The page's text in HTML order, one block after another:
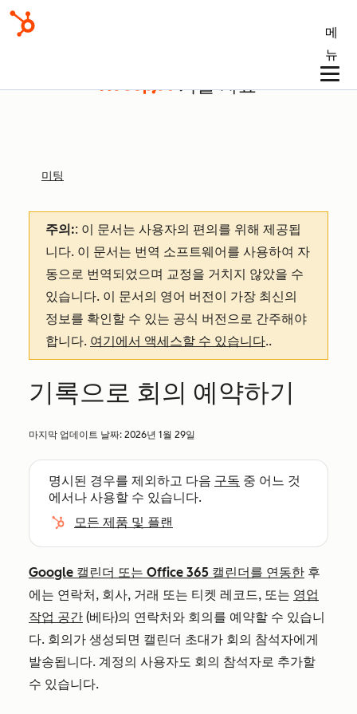
메
뉴
기술 자료
미팅
주의:: 이 문서는 사용자의 편의를 위해 제공됩
니다. 이 문서는 번역 소프트웨어를 사용하여 자
동으로 번역되었으며 교정을 거치지 않았을 수
있습니다. 이 문서의 영어 버전이 가장 최신의
정보를 확인할 수 있는 공식 버전으로 간주해야
합니다. 여기에서 액세스할 수 있습니다..
기록으로 회의 예약하기
마지막 업데이트 날짜: 2026년 1월 29일
명시된 경우를 제외하고 다음 구독 중 어느 것
에서나 사용할 수 있습니다.
모든 제품 및 플랜
Google 캘린더 또는 Office 365 캘린더를 연동한 후
에는 연락처, 회사, 거래 또는 티켓 레코드, 또는 영업
작업 공간 (베타)의 연락처와 회의를 예약할 수 있습니
다. 회의가 생성되면 캘린더 초대가 회의 참석자에게
발송됩니다. 계정의 사용자도 회의 참석자로 추가할
수 있습니다.